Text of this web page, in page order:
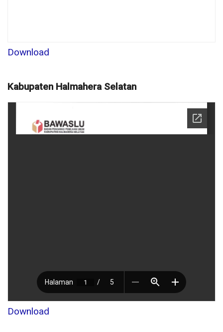
Download
Kabupaten Halmahera Selatan
Download